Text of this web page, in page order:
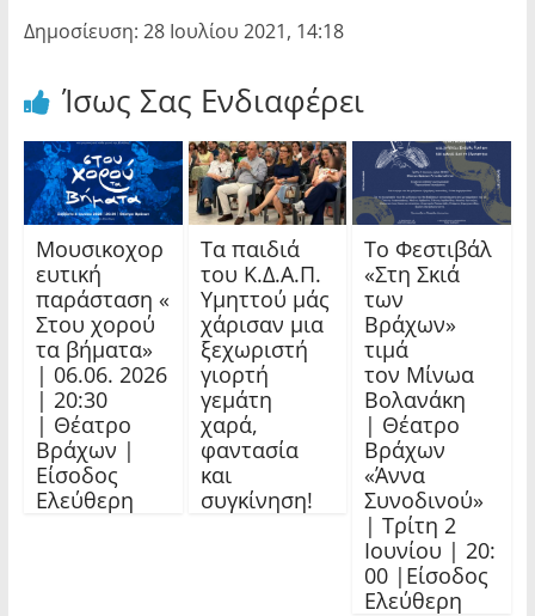
Δημοσίευση: 28 Ιουλίου 2021, 14:18
Ίσως Σας Ενδιαφέρει
Μουσικοχορ
ευτική
παράσταση «
Στου χορού
τα βήματα»
| 06.06. 2026
| 20:30
| Θέατρο
Βράχων |
Είσοδος
Ελεύθερη
Τα παιδιά
του Κ.Δ.Α.Π.
Υμηττού μάς
χάρισαν μια
ξεχωριστή
γιορτή
γεμάτη
χαρά,
φαντασία
και
συγκίνηση!
Το Φεστιβάλ
«Στη Σκιά
των
Βράχων»
τιμά
τον Μίνωα
Βολανάκη
| Θέατρο
Βράχων
«Άννα
Συνοδινού»
| Τρίτη 2
Ιουνίου | 20:
00 |Είσοδος
Ελεύθερη